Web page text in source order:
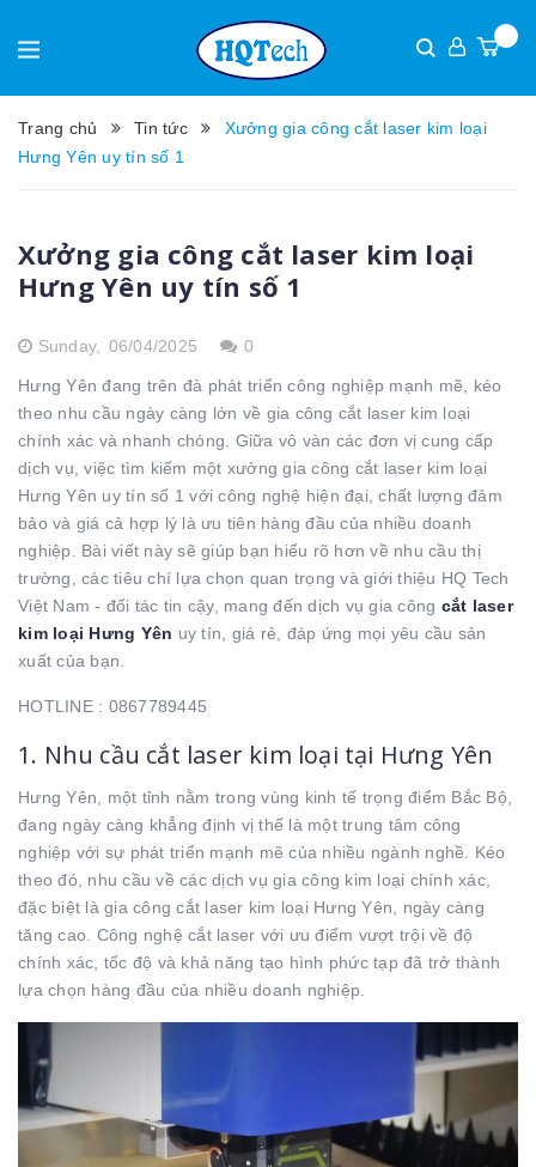
Trang chủ Tin tức
Xưởng gia công cắt laser kim loại
Hưng Yên uy tín số 1
Xưởng gia công cắt laser kim loại
Hưng Yên uy tín số 1
Sunday, 06/04/2025 0
Hưng Yên đang trên đà phát triển công nghiệp mạnh mẽ, kéo
theo nhu cầu ngày càng lớn về gia công cắt laser kim loại
chính xác và nhanh chóng. Giữa vô vàn các đơn vị cung cấp
dịch vụ, việc tìm kiếm một xưởng gia công cắt laser kim loại
Hưng Yên uy tín số 1 với công nghệ hiện đại, chất lượng đảm
bảo và giá cả hợp lý là ưu tiên hàng đầu của nhiều doanh
nghiệp. Bài viết này sẽ giúp bạn hiểu rõ hơn về nhu cầu thị
trường, các tiêu chí lựa chọn quan trọng và giới thiệu HQ Tech
Việt Nam - đối tác tin cậy, mang đến dịch vụ gia công cắt laser
kim loại Hưng Yên uy tín, giá rẻ, đáp ứng mọi yêu cầu sản
xuất của bạn.
HOTLINE : 0867789445
1. Nhu cầu cắt laser kim loại tại Hưng Yên
Hưng Yên, một tỉnh nằm trong vùng kinh tế trọng điểm Bắc Bộ,
đang ngày càng khẳng định vị thế là một trung tâm công
nghiệp với sự phát triển mạnh mẽ của nhiều ngành nghề. Kéo
theo đó, nhu cầu về các dịch vụ gia công kim loại chính xác,
đặc biệt là gia công cắt laser kim loại Hưng Yên, ngày càng
tăng cao. Công nghệ cắt laser với ưu điểm vượt trội về độ
chính xác, tốc độ và khả năng tạo hình phức tạp đã trở thành
lựa chọn hàng đầu của nhiều doanh nghiệp.